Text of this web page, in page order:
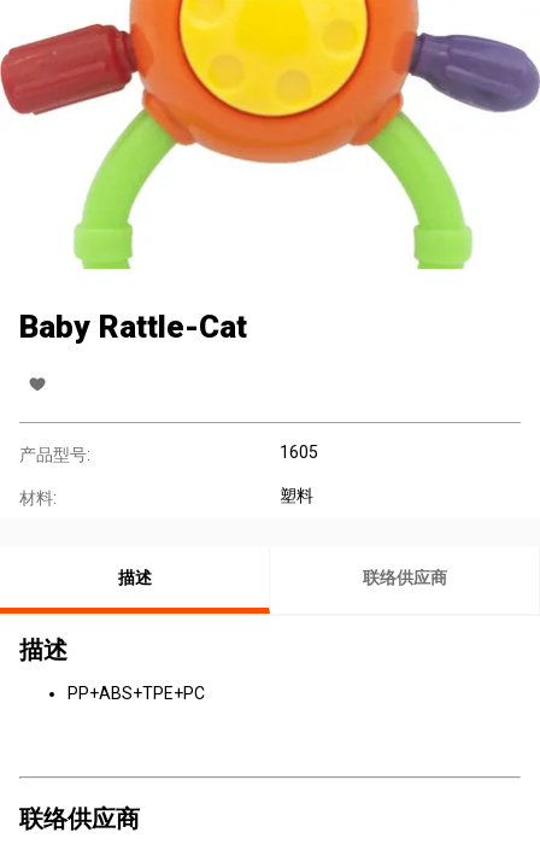
Baby Rattle-Cat
产品型号: 1605
材料: 塑料
描述 联络供应商
描述
PP+ABS+TPE+PC
联络供应商